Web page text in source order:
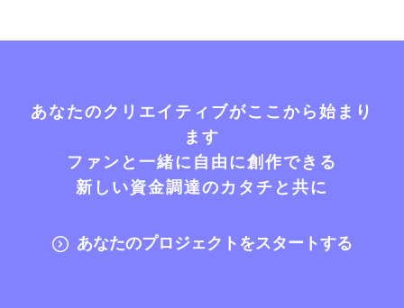
あなたのクリエイティブがここから始まり
ます
ファンと一緒に自由に創作できる
新しい資金調達のカタチと共に
あなたのプロジェクトをスタートする